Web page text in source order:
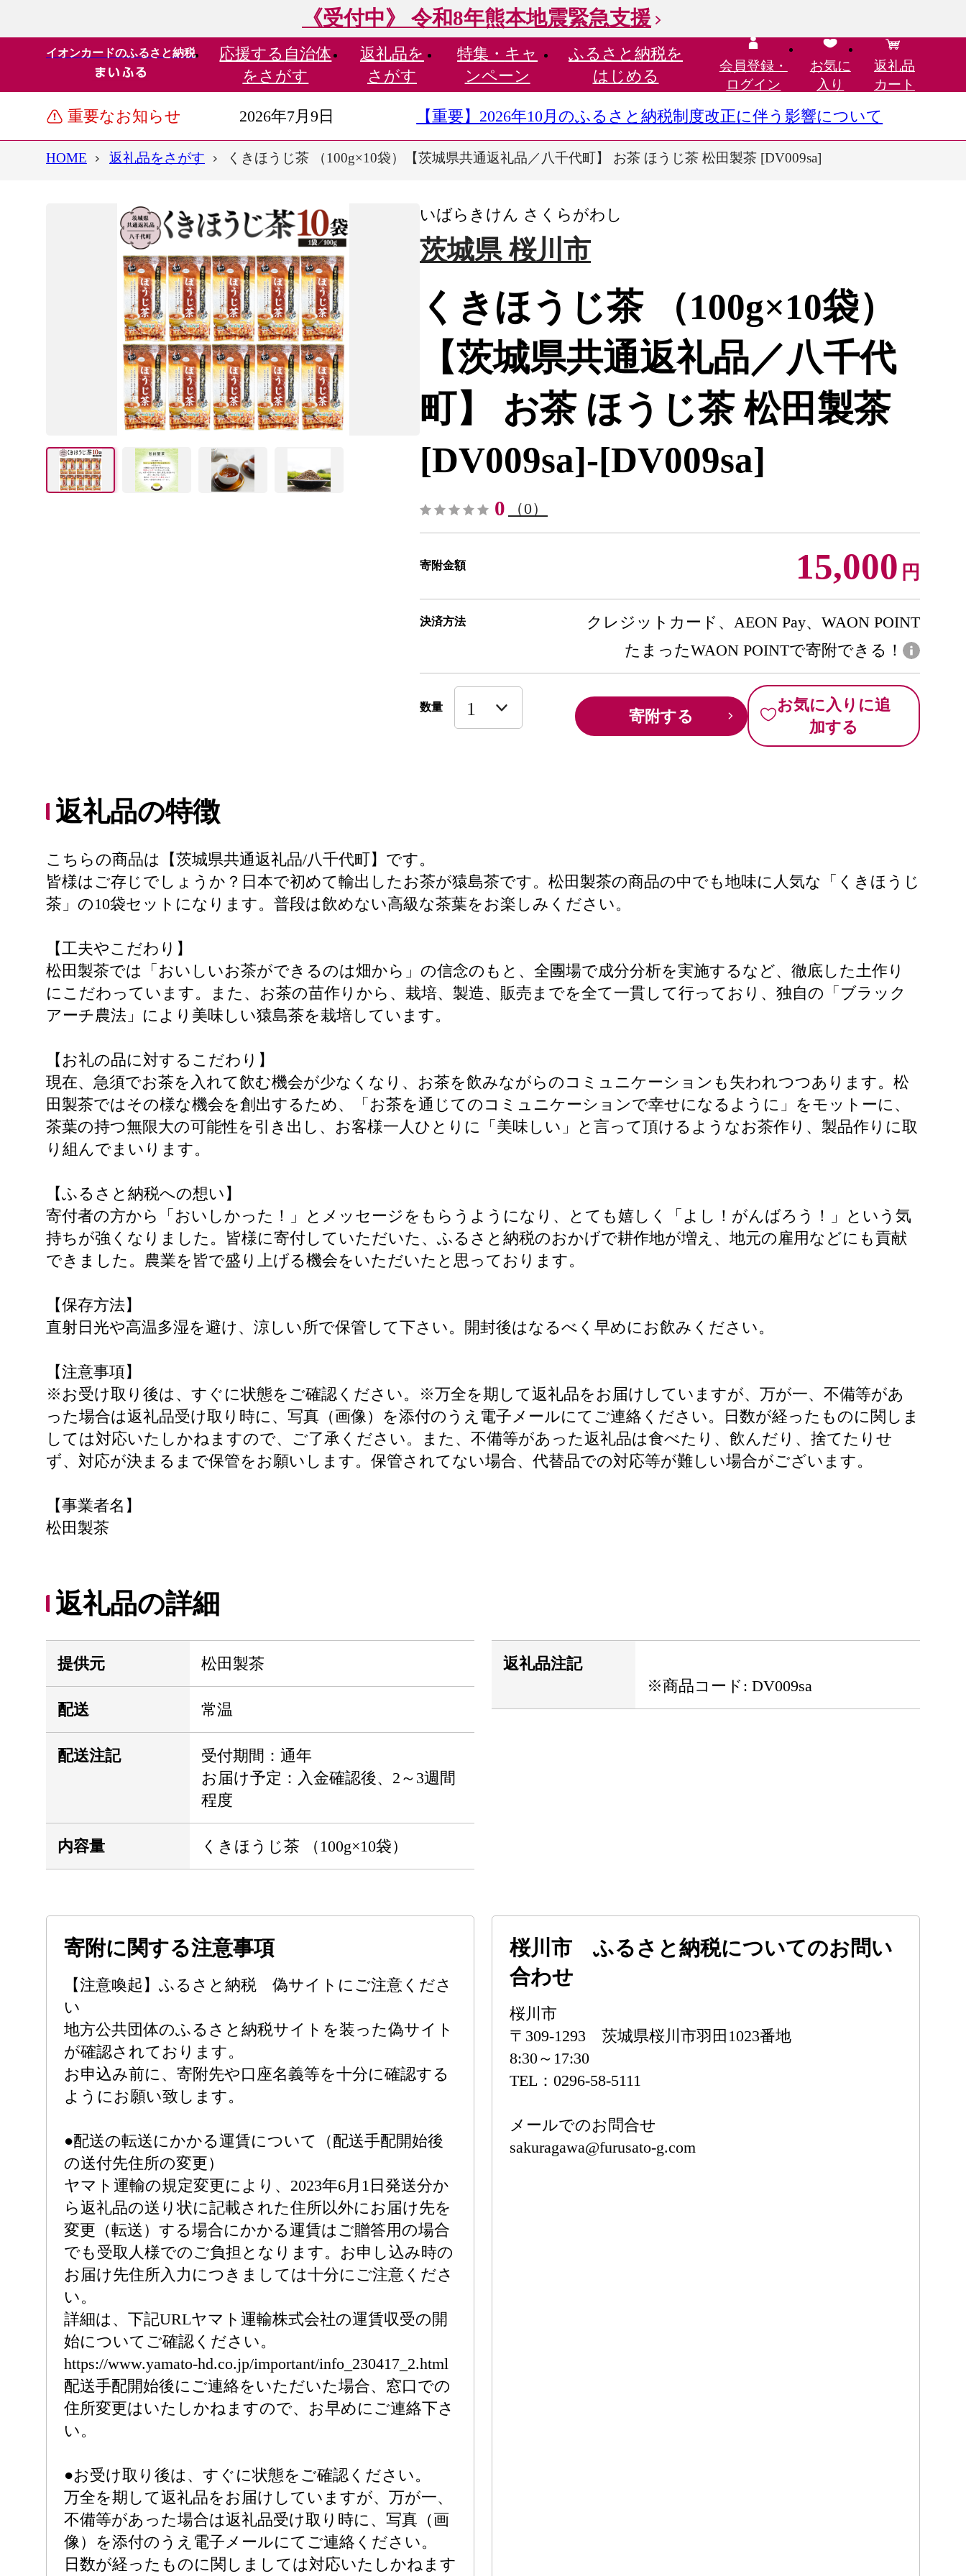
《受付中》 令和8年熊本地震緊急支援
イオンカードのふるさと納税 応援する 自治体
をさがす
返礼品を
さがす
特集・ キャ
ンペーン
ふるさと納税を
はじめる
会員登録・
ログイン
お気に
入り
返礼品
カート
重要なお知らせ 2026年7月9日 【重要】2026年10月のふるさと納税制度改正に伴う影響について
HOME 返礼品をさがす くきほうじ茶 （100g×10袋）【茨城県共通返礼品／八千代町】 お茶 ほうじ茶 松田製茶 [DV009sa]
いばらきけん さくらがわし
茨城県 桜川市
くきほうじ茶 （100g×10袋）
【茨城県共通返礼品／八千代
町】 お茶 ほうじ茶 松田製茶
[DV009sa]-[DV009sa]
0 （0）
寄附金額 15,000 円
決済方法
クレジットカード、AEON Pay、WAON POINT
たまったWAON POINTで寄附できる！
数量 寄附する
お気に入りに追
加する
返礼品の特徴
こちらの商品は【茨城県共通返礼品/八千代町】です。
皆様はご存じでしょうか？日本で初めて輸出したお茶が猿島茶です。松田製茶の商品の中でも地味に人気な「くきほうじ
茶」の10袋セットになります。普段は飲めない高級な茶葉をお楽しみください。
【工夫やこだわり】
松田製茶では「おいしいお茶ができるのは畑から」の信念のもと、全團場で成分分析を実施するなど、徹底した土作り
にこだわっています。また、お茶の苗作りから、栽培、製造、販売までを全て一貫して行っており、独自の「ブラック
アーチ農法」により美味しい猿島茶を栽培しています。
【お礼の品に対するこだわり】
現在、急須でお茶を入れて飲む機会が少なくなり、お茶を飲みながらのコミュニケーションも失われつつあります。松
田製茶ではその様な機会を創出するため、「お茶を通じてのコミュニケーションで幸せになるように」をモットーに、
茶葉の持つ無限大の可能性を引き出し、お客様一人ひとりに「美味しい」と言って頂けるようなお茶作り、製品作りに取
り組んでまいります。
【ふるさと納税への想い】
寄付者の方から「おいしかった！」とメッセージをもらうようになり、とても嬉しく「よし！がんばろう！」という気
持ちが強くなりました。皆様に寄付していただいた、ふるさと納税のおかげで耕作地が増え、地元の雇用などにも貢献
できました。農業を皆で盛り上げる機会をいただいたと思っております。
【保存方法】
直射日光や高温多湿を避け、涼しい所で保管して下さい。開封後はなるべく早めにお飲みください。
【注意事項】
※お受け取り後は、すぐに状態をご確認ください。※万全を期して返礼品をお届けしていますが、万が一、不備等があ
った場合は返礼品受け取り時に、写真（画像）を添付のうえ電子メールにてご連絡ください。日数が経ったものに関しま
しては対応いたしかねますので、ご了承ください。また、不備等があった返礼品は食べたり、飲んだり、捨てたりせ
ず、対応が決まるまで保管をお願いします。保管されてない場合、代替品での対応等が難しい場合がございます。
【事業者名】
松田製茶
返礼品の詳細
提供元 松田製茶
配送 常温
配送注記
受付期間：通年
お届け予定：入金確認後、2～3週間
程度
内容量 くきほうじ茶 （100g×10袋）
返礼品注記
※商品コード: DV009sa
寄附に関する注意事項
【注意喚起】ふるさと納税 偽サイトにご注意くださ
い
地方公共団体のふるさと納税サイトを装った偽サイト
が確認されております。
お申込み前に、寄附先や口座名義等を十分に確認する
ようにお願い致します。
●配送の転送にかかる運賃について（配送手配開始後
の送付先住所の変更）
ヤマト運輸の規定変更により、2023年6月1日発送分か
ら返礼品の送り状に記載された住所以外にお届け先を
変更（転送）する場合にかかる運賃はご贈答用の場合
でも受取人様でのご負担となります。お申し込み時の
お届け先住所入力につきましては十分にご注意くださ
い。
詳細は、下記URLヤマト運輸株式会社の運賃収受の開
始についてご確認ください。
https://www.yamato-hd.co.jp/important/info_230417_2.html
配送手配開始後にご連絡をいただいた場合、窓口での
住所変更はいたしかねますので、お早めにご連絡下さ
い。
●お受け取り後は、すぐに状態をご確認ください。
万全を期して返礼品をお届けしていますが、万が一、
不備等があった場合は返礼品受け取り時に、写真（画
像）を添付のうえ電子メールにてご連絡ください。
日数が経ったものに関しましては対応いたしかねます
桜川市 ふるさと納税についてのお問い
合わせ
桜川市
〒309-1293 茨城県桜川市羽田1023番地
8:30～17:30
TEL：0296-58-5111
メールでのお問合せ
sakuragawa@furusato-g.com